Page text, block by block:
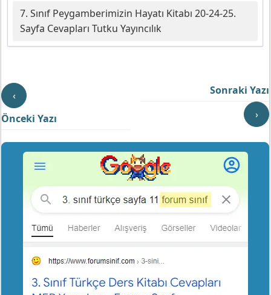
7. Sınıf Peygamberimizin Hayatı Kitabı 20-24-25.
Sayfa Cevapları Tutku Yayıncılık
‹
Önceki Yazı
Sonraki Yazı
›